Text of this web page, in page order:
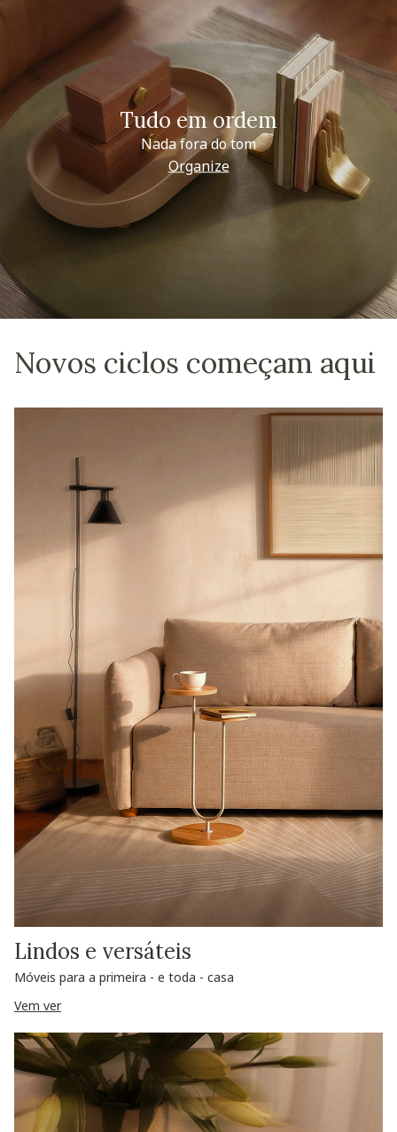
Tudo em ordem
Nada fora do tom
Organize
Novos ciclos começam aqui
Lindos e versáteis
Móveis para a primeira - e toda - casa
Vem ver